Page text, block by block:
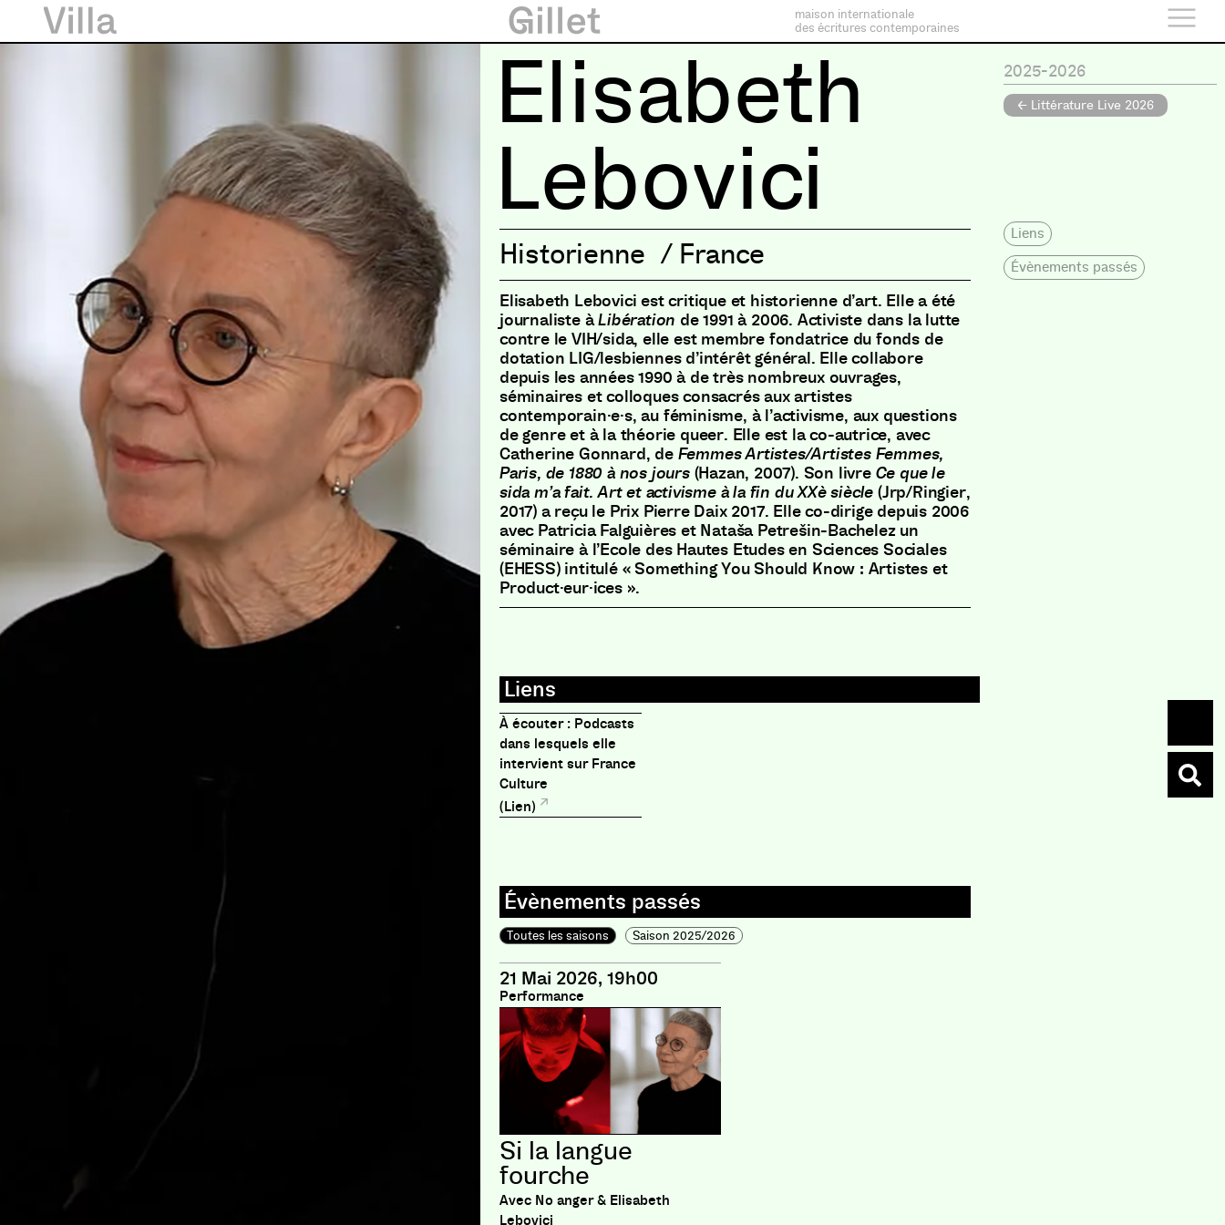
maison internationale
des écritures contemporaines
Elisabeth
Lebovici
Historienne / France
Elisabeth Lebovici est critique et historienne d’art. Elle a été
journaliste àLibération de 1991 à 2006. Activiste dans la lutte
contre le VIH/sida, elle est membre fondatrice du fonds de
dotation LIG/lesbiennes d’intérêt général. Elle collabore
depuis les années 1990 à de très nombreux ouvrages,
séminaires et colloques consacrés aux artistes
contemporain·e·s, au féminisme, à l’activisme, aux questions
de genre et à la théorie queer. Elle est la co-autrice, avec
Catherine Gonnard, de Femmes Artistes/Artistes Femmes,
Paris, de 1880 à nos jours(Hazan, 2007). Son livre Ce que le
sida m’a fait. Art et activisme à la fin du XXè siècle (Jrp/Ringier,
2017) a reçu le Prix Pierre Daix 2017. Elle co-dirige depuis 2006
avec Patricia Falguières et Nataša Petrešin-Bachelez un
séminaire à l’Ecole des Hautes Etudes en Sciences Sociales
(EHESS) intitulé « Something You Should Know : Artistes et
Product·eur·ices ».
À écouter : Podcasts
dans lesquels elle
intervient sur France
Culture
(Lien)
Toutes les saisons Saison 2025/2026
21 Mai 2026, 19h00
Performance
Si la langue
fourche
Avec No anger & Elisabeth
Lebovici
2025-2026
← Littérature Live 2026
Liens
Évènements passés